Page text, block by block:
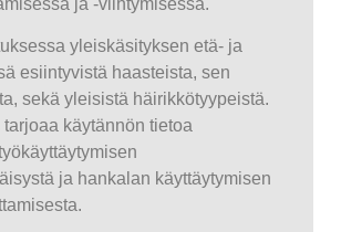
yleiskäsityksen etä- ja
esiintyvistä haasteista, sen
sekä yleisistä häirikkötyypeistä.
käytännön tietoa
ja hankalan käyttäytymisen